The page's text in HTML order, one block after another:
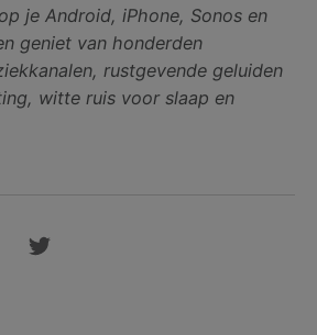
je Android, iPhone, Sonos en
geniet van honderden
rustgevende geluiden
witte ruis voor slaap en